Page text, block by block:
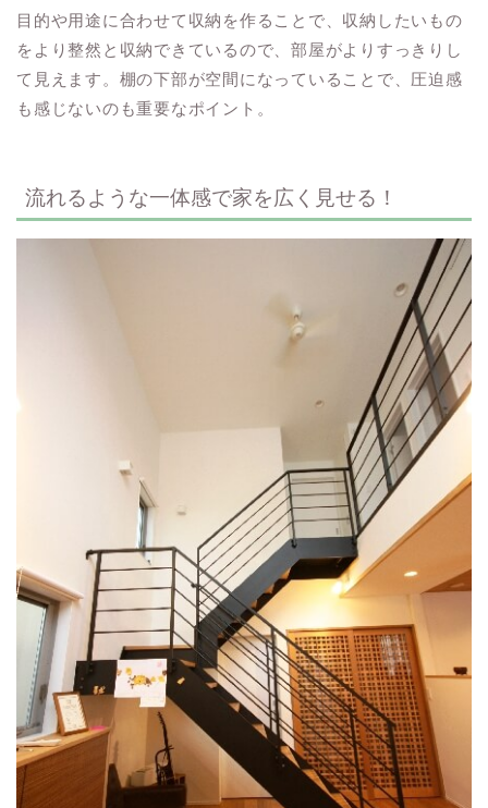
目的や用途に合わせて収納を作ることで、収納したいもの
をより整然と収納できているので、部屋がよりすっきりし
て見えます。棚の下部が空間になっていることで、圧迫感
も感じないのも重要なポイント。
流れるような一体感で家を広く見せる！